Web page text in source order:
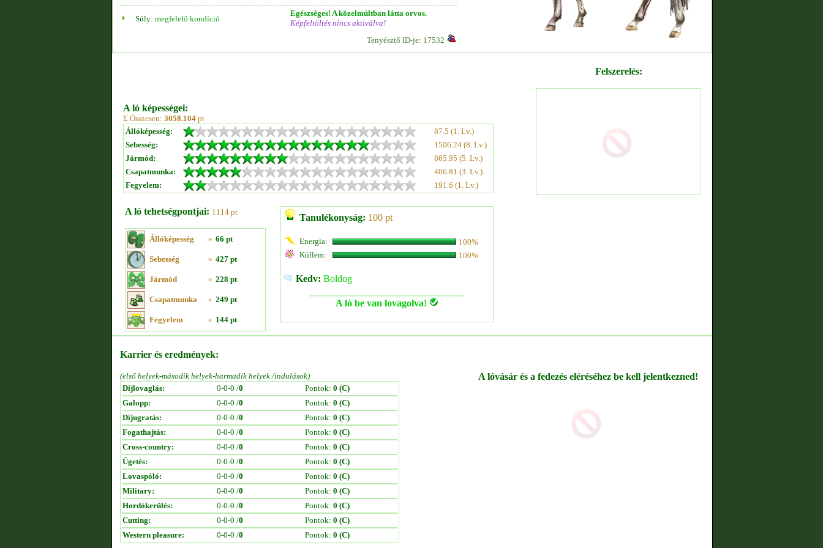
Súly: megfelelő kondíció
Egészséges! A közelmúltban látta orvos.
Képfeltöltés nincs aktiválva!
Tenyésztő ID-je: 17532
A ló képességei:
Σ Összesen: 3058.104 pt
Állóképesség:
87.5 (1. Lv.)
Sebesség:
1506.24 (8. Lv.)
Jármód:
865.95 (5. Lv.)
Csapatmunka:
406.81 (3. Lv.)
Fegyelem:
191.6 (1. Lv.)
A ló tehetségpontjai: 1114 pt
Állóképesség » 66 pt
Sebesség » 427 pt
Jármód » 228 pt
Csapatmunka » 249 pt
Fegyelem » 144 pt
Tanulékonyság: 100 pt
Energia:
100%
Küllem:
100%
Kedv: Boldog
A ló be van lovagolva!
Felszerelés:
Karrier és eredmények:
(első helyek-második helyek-harmadik helyek /indulások)
Díjlovaglás:
0-0-0 /0 Pontok: 0 (C)
Galopp:
0-0-0 /0 Pontok: 0 (C)
Díjugratás:
0-0-0 /0 Pontok: 0 (C)
Fogathajtás:
0-0-0 /0 Pontok: 0 (C)
Cross-country:
0-0-0 /0 Pontok: 0 (C)
Ügetés:
0-0-0 /0 Pontok: 0 (C)
Lovaspóló:
0-0-0 /0 Pontok: 0 (C)
Military:
0-0-0 /0 Pontok: 0 (C)
Hordókerülés:
0-0-0 /0 Pontok: 0 (C)
Cutting:
0-0-0 /0 Pontok: 0 (C)
Western pleasure:
0-0-0 /0 Pontok: 0 (C)
A lóvásár és a fedezés eléréséhez be kell jelentkezned!